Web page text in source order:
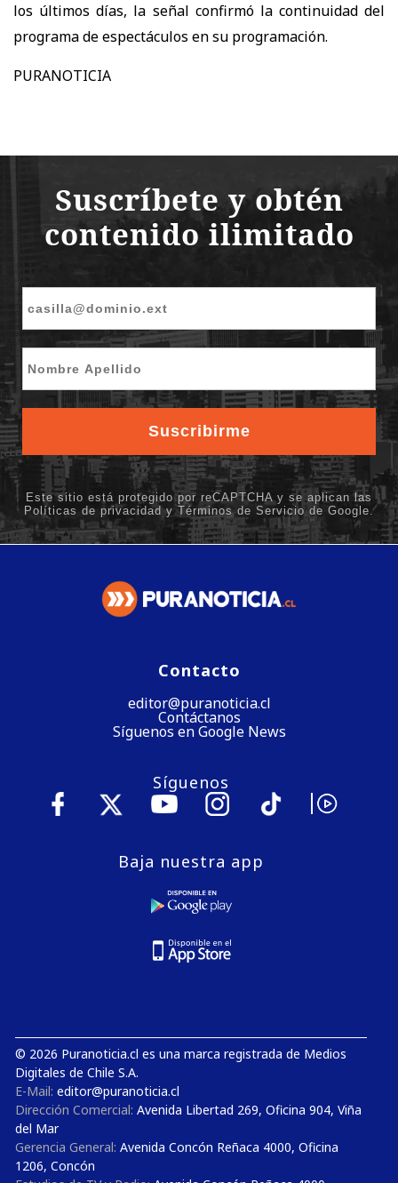
los últimos días, la señal confirmó la continuidad del
programa de espectáculos en su programación.
PURANOTICIA
Contacto
editor@puranoticia.cl
Contáctanos
Síguenos en Google News
Síguenos
Baja nuestra app
© 2026 Puranoticia.cl es una marca registrada de Medios
Digitales de Chile S.A.
E-Mail: editor@puranoticia.cl
Dirección Comercial: Avenida Libertad 269, Oficina 904, Viña
del Mar
Gerencia General: Avenida Concón Reñaca 4000, Oficina
1206, Concón